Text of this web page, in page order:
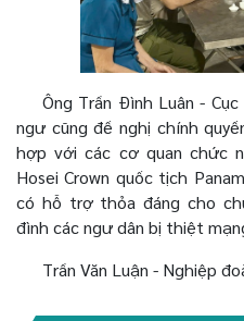
Ông Trần Đình Luân -
ngư cũng đề nghị chính
hợp với các cơ quan chức
Hosei Crown quốc tịch
có hỗ trợ thỏa đáng cho
đình các ngư dân bị thiệt
Trần Văn Luận - Nghiệp